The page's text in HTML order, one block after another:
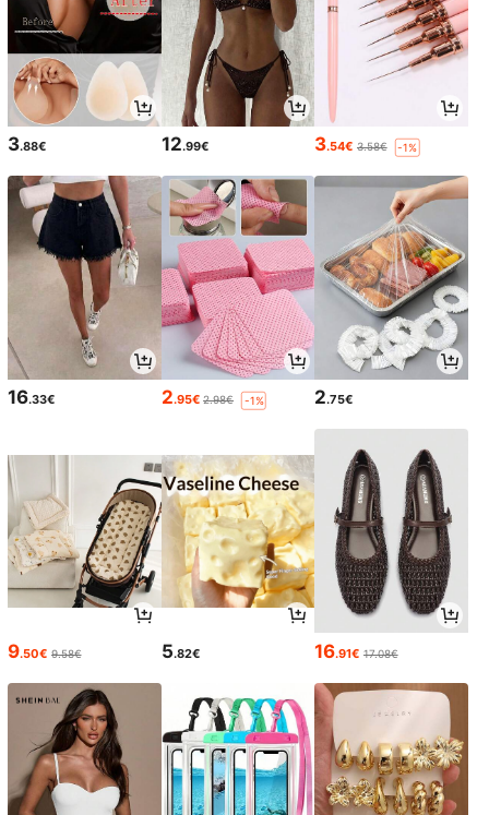
3.88€ 12.99€ 3.54€ 3.58€ -1%
16.33€ 2.95€ 2.98€ -1% 2.75€
9.50€ 9.58€ 5.82€ 16.91€ 17.08€